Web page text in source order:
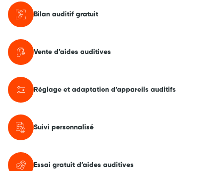
Bilan auditif gratuit
Vente d’aides auditives
Réglage et adaptation d’appareils auditifs
Suivi personnalisé
Essai gratuit d’aides auditives